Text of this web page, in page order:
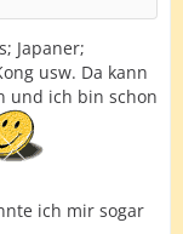
Japaner;
usw. Da kann
und ich bin schon
ich mir sogar